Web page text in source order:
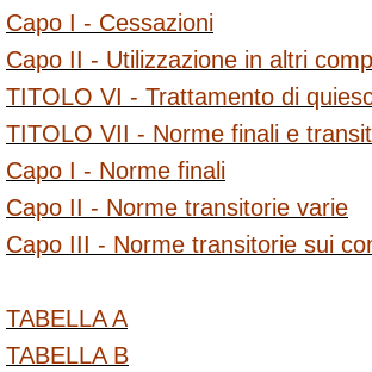
Capo I - Cessazioni
Capo II - Utilizzazione in altri
TITOLO VI - Trattamento di
TITOLO VII - Norme finali e
Capo I - Norme finali
Capo II - Norme transitorie varie
Capo III - Norme transitorie sui
TABELLA A
TABELLA B